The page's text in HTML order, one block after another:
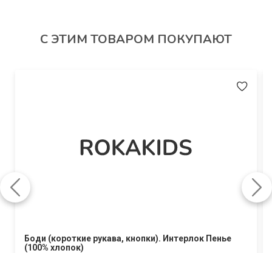
С ЭТИМ ТОВАРОМ ПОКУПАЮТ
Боди (короткие рукава, кнопки). Интерлок Пенье
(100% хлопок)